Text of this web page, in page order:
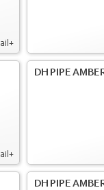
DH PIPE
DH PIPE